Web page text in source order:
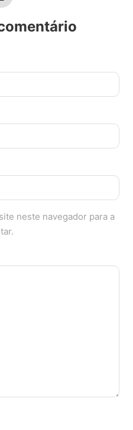
neste navegador para a